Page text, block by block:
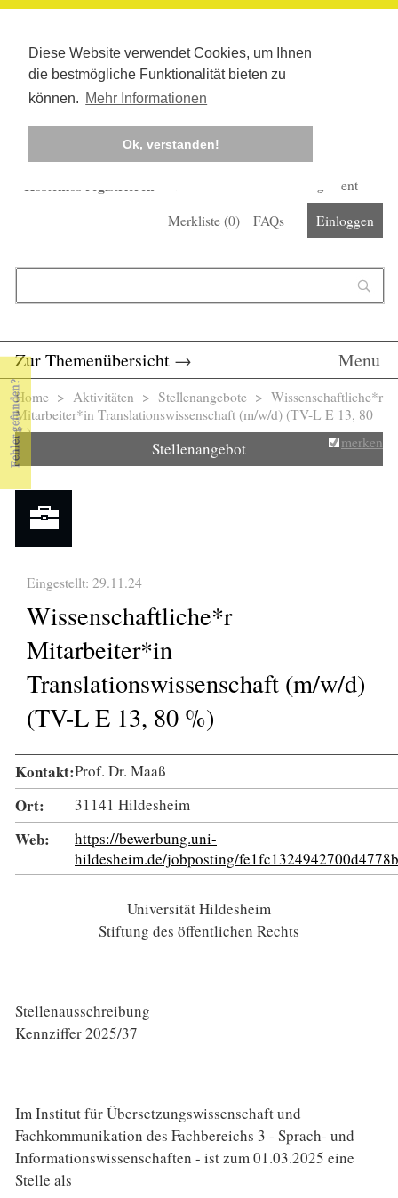
Diese Website verwendet Cookies, um Ihnen
die bestmögliche Funktionalität bieten zu
können. Mehr Informationen
Ok, verstanden!
Kostenlos registrieren
Corona-Management
Merkliste (0) FAQs Einloggen
Zur Themenübersicht → Menu
Sie sind hier
Home > Aktivitäten > Stellenangebote > Wissenschaftliche*r
Mitarbeiter*in Translationswissenschaft (m/w/d) (TV-L E 13, 80
%)
Stellenangebot merken
Eingestellt: 29.11.24
Wissenschaftliche*r
Mitarbeiter*in
Translationswissenschaft (m/w/d)
(TV-L E 13, 80 %)
Kontakt:Prof. Dr. Maaß
Ort: 31141 Hildesheim
Web:
https://bewerbung.uni-
hildesheim.de/jobposting/
Universität Hildesheim
Stiftung des öffentlichen Rechts
Stellenausschreibung
Kennziffer 2025/37
Im Institut für Übersetzungswissenschaft und
Fachkommunikation des Fachbereichs 3 - Sprach- und
Informationswissenschaften - ist zum 01.03.2025 eine
Stelle als